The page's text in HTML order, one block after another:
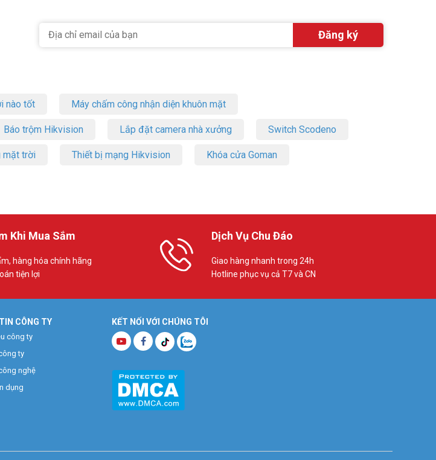
nào tốt Máy chấm công nhận diện khuôn mặt
Báo trộm Hikvision Lắp đặt camera nhà xưởng Switch Scodeno
mặt trời Thiết bị mạng Hikvision Khóa cửa Goman
Khi Mua Sắm
hàng hóa chính hãng
tiện lợi
Dịch Vụ Chu Đáo
Giao hàng nhanh trong 24h
Hotline phục vụ cả T7 và CN
KẾT NỐI VỚI CHÚNG TÔI
CÔNG TY
công ty
ty
nghệ
dụng